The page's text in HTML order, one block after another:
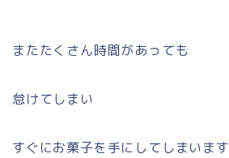
またたくさん時間があっても
怠けてしまい
すぐにお菓子を手にしてしまいます